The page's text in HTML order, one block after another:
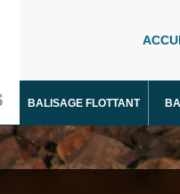
BALISAGE FLOTTANT